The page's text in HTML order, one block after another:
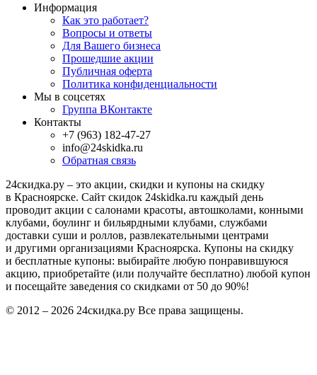
Информация
Как это работает?
Вопросы и ответы
Для Вашего бизнеса
Прошедшие акции
Публичная оферта
Политика конфиденциальности
Мы в соцсетях
Группа ВКонтакте
Контакты
+7 (963) 182-47-27
info@24skidka.ru
Обратная связь
24скидка.ру – это акции, скидки и купоны на скидку
в Красноярске. Сайт скидок 24skidka.ru каждый день
проводит акции с салонами красоты, автошколами, конными
клубами, боулинг и бильярдными клубами, службами
доставки суши и роллов, развлекательными центрами
и другими организациями Красноярска. Купоны на скидку
и бесплатные купоны: выбирайте любую понравившуюся
акцию, приобретайте (или получайте бесплатно) любой купон
и посещайте заведения со скидками от 50 до 90%!
© 2012 – 2026 24скидка.ру Все права защищены.